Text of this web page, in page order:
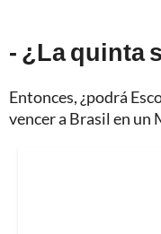
- ¿La quinta
Entonces, ¿podrá
vencer a Brasil en un